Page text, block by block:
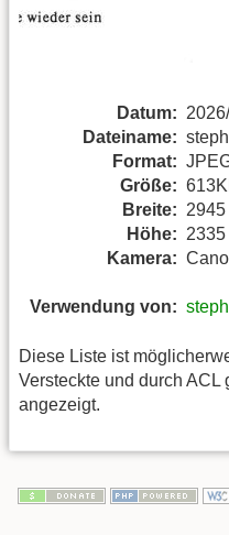
Datum:
Dateiname:
Format:
Größe:
Breite: 2945
Höhe: 2335
Kamera:
Verwendung von:
Diese Liste ist
Versteckte und durch
angezeigt.